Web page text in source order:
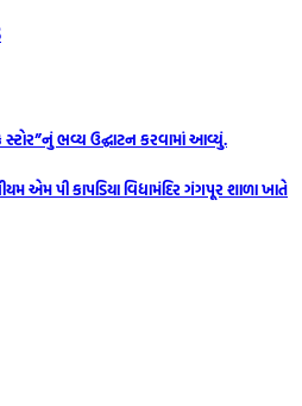
ભવ્ય ઉદ્ઘાટન કરવામાં આવ્યું.
એમ પી કાપડિયા વિદ્યામંદિર ગંગપૂર શાળા ખાતે